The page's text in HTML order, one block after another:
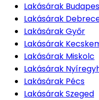
Lakásárak
Lakásárak
LakásárakGyőr
Lakásárak
Lakásárak Miskolc
Lakásárak
Lakásárak Pécs
LakásárakSzeged